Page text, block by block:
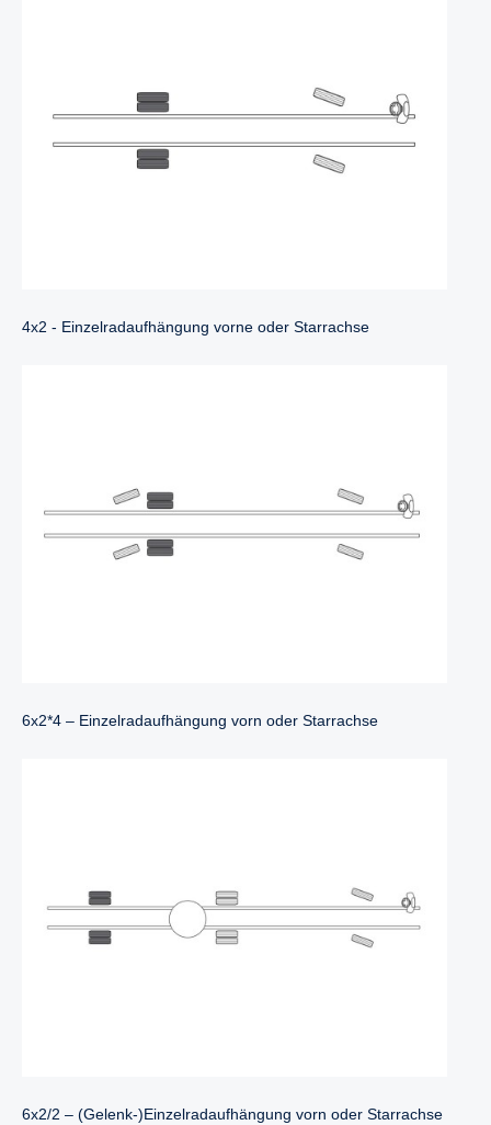
4x2 - Einzelradaufhängung vorne oder Starrachse
6x2*4 – Einzelradaufhängung vorn oder Starrachse
6x2/2 – (Gelenk-)Einzelradaufhängung vorn oder Starrachse